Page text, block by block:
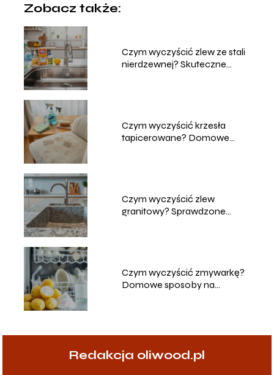
Zobacz także:
Czym wyczyścić zlew ze stali
nierdzewnej? Skuteczne
Czym wyczyścić krzesła
tapicerowane? Domowe
Czym wyczyścić zlew
granitowy? Sprawdzone
Czym wyczyścić zmywarkę?
Domowe sposoby na
Redakcja oliwood.pl